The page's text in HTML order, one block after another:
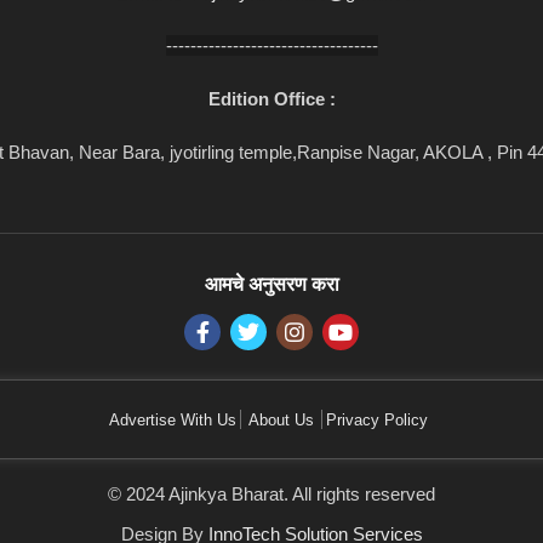
-----------------------------------
Edition Office :
Bhavan, Near Bara, jyotirling temple,Ranpise Nagar, AKOLA , Pin
आमचे अनुसरण करा
Advertise With Us About Us Privacy Policy
© 2024 Ajinkya Bharat. All rights reserved
Design By InnoTech Solution Services